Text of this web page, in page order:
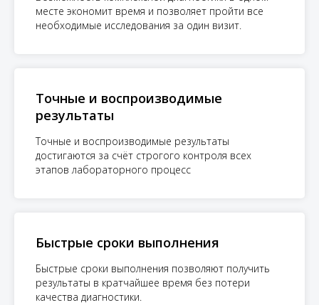
месте экономит время и позволяет пройти все
необходимые исследования за один визит.
Точные и воспроизводимые
результаты
Точные и воспроизводимые результаты
достигаются за счёт строгого контроля всех
этапов лабораторного процесс
Быстрые сроки выполнения
Быстрые сроки выполнения позволяют получить
результаты в кратчайшее время без потери
качества диагностики.